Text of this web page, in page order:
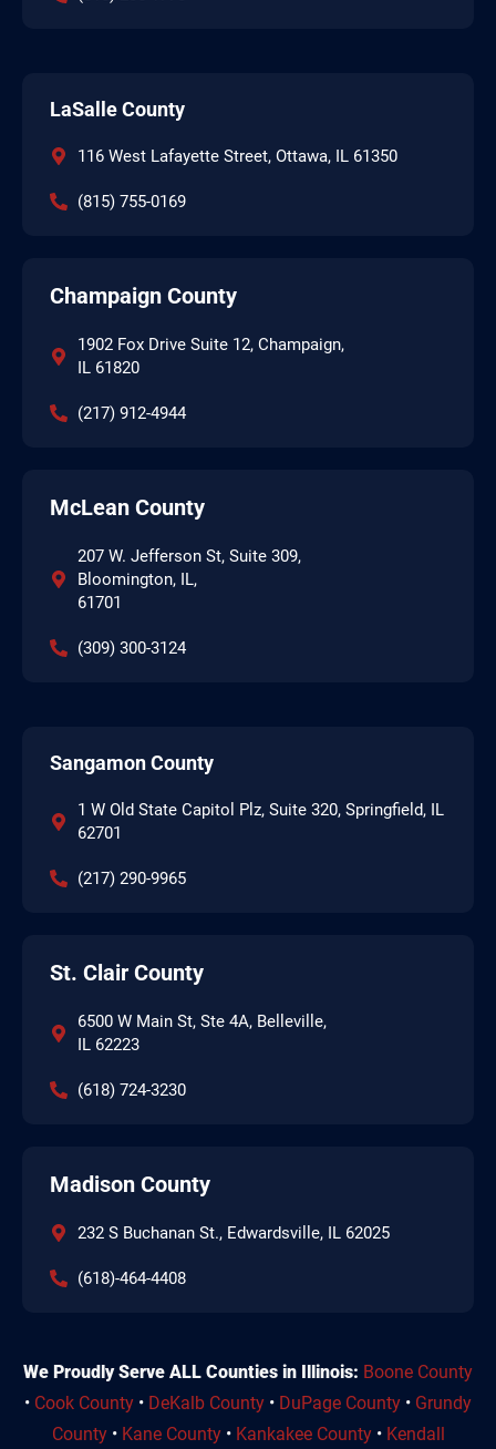
LaSalle County
116 West Lafayette Street, Ottawa, IL 61350
(815) 755-0169
Champaign County
1902 Fox Drive Suite 12, Champaign,
IL 61820
(217) 912-4944
McLean County
207 W. Jefferson St, Suite 309,
Bloomington, IL,
61701
(309) 300-3124
Sangamon County
1 W Old State Capitol Plz, Suite 320, Springfield, IL
62701
(217) 290-9965
St. Clair County
6500 W Main St, Ste 4A, Belleville,
IL 62223
(618) 724-3230
Madison County
232 S Buchanan St., Edwardsville, IL 62025
(618)-464-4408
We Proudly Serve ALL Counties in Illinois: Boone County
• Cook County • DeKalb County • DuPage County • Grundy
County• Kane County• Kankakee County• Kendall